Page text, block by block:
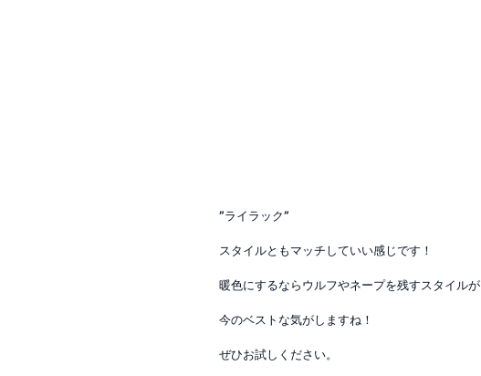
”ライラック”
スタイルともマッチしていい感じです！
暖色にするならウルフやネープを残すスタイルが
今のベストな気がしますね！
ぜひお試しください。